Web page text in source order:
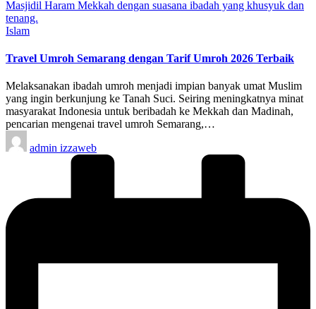
Posted
Islam
Travel Umroh Semarang dengan Tarif Umroh 2026 Terbaik
Melaksanakan ibadah umroh menjadi impian banyak umat Muslim
yang ingin berkunjung ke Tanah Suci. Seiring meningkatnya minat
masyarakat Indonesia untuk beribadah ke Mekkah dan Madinah,
pencarian mengenai travel umroh Semarang,…
Posted
by
admin izzaweb